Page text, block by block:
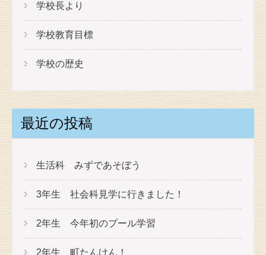
学校長より
学校教育目標
学校の歴史
最近の投稿
生活科 みずであそぼう
3年生 社会科見学に行きました！
2年生 今年初のプール学習
2年生 町たんけん！